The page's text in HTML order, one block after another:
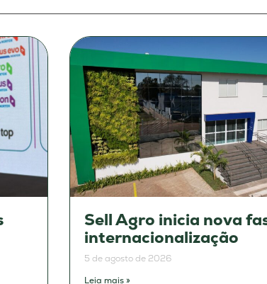
Sell Agro inicia nova
internacionalização
5 de agosto de 2026
Leia mais »